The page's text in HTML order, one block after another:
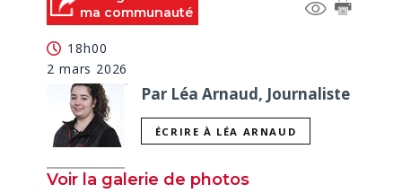
ma communauté
18h00
2 mars 2026
Par Léa Arnaud, Journaliste
ÉCRIRE À LÉA ARNAUD
Voir la galerie de photos